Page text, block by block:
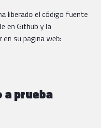
liberado el código fuente
en Github y la
su pagina web:
a prueba